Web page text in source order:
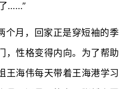
……”
个月，回家正是穿短袖的季
，性格变得内向。为了帮助
王海伟每天带着王海港学习